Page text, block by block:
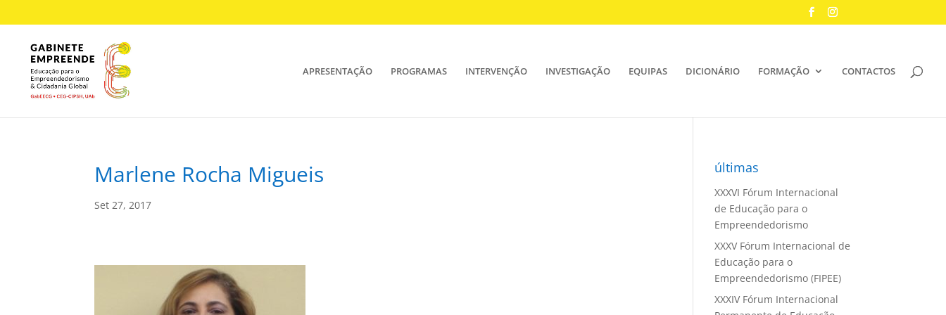
APRESENTAÇÃO PROGRAMAS INTERVENÇÃO INVESTIGAÇÃO EQUIPAS DICIONÁRIO FORMAÇÃO CONTACTOS
Marlene Rocha Migueis
Set 27, 2017
últimas
XXXVI Fórum Internacional
de Educação para o
Empreendedorismo
XXXV Fórum Internacional de
Educação para o
Empreendedorismo (FIPEE)
XXXIV Fórum Internacional